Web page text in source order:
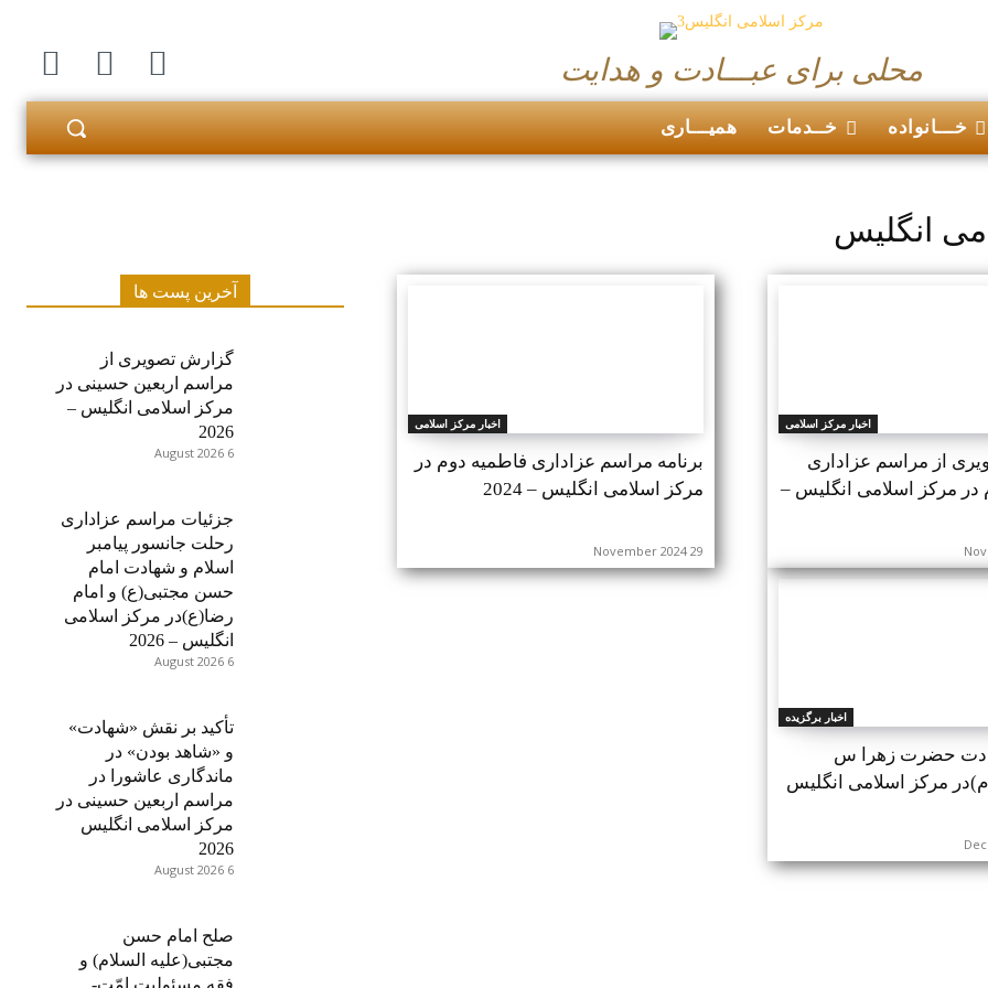
محلی برای عبـــادت و هدایت
همیـــاری خــدمات خـــانواده
انگلیس
آخرین پست ها
گزارش تصویری از
مراسم اربعین حسینی در
مرکز اسلامی انگلیس –
2026
6 August 2026
جزئیات مراسم عزاداری
رحلت جانسور پیامبر
اسلام و شهادت امام
حسن مجتبی(ع) و امام
رضا(ع)در مرکز اسلامی
انگلیس – 2026
6 August 2026
تأکید بر نقش «شهادت»
و «شاهد بودن» در
ماندگاری عاشورا در
مراسم اربعین حسینی در
مرکز اسلامی انگلیس
2026
6 August 2026
صلح امام حسن
مجتبی(علیه السلام) و
فقه مسئولیت امّت-
اخبار مرکز اسلامی
از مراسم عزاداری
در مرکز اسلامی انگلیس –
اخبار مرکز اسلامی
برنامه مراسم عزاداری فاطمیه دوم در
مرکز اسلامی انگلیس – 2024
29 November 2024
اخبار برگزیده
حضرت زهرا س
مرکز اسلامی انگلیس